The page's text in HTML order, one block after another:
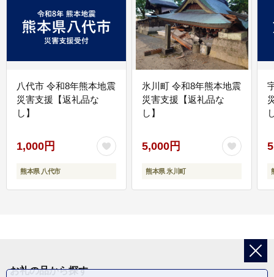
八代市 令和8年熊本地震
災害支援【返礼品な
し】
1,000円
熊本県 八代市
氷川町 令和8年熊本地震
災害支援【返礼品な
し】
5,000円
熊本県 氷川町
お礼の品から探す